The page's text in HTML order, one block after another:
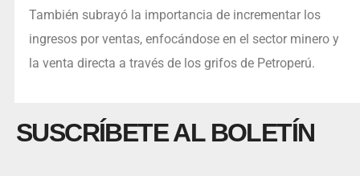
También subrayó la importancia de incrementar los
ingresos por ventas, enfocándose en el sector minero y
la venta directa a través de los grifos de Petroperú.
SUSCRÍBETE AL BOLETÍN